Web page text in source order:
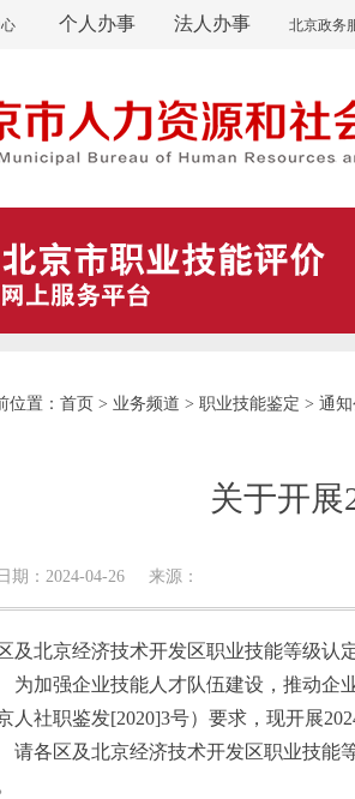
个人办事 法人办事 北京政务
位置： 首页 > 业务频道 > 职业技能鉴定 > 通
关于开展
日期：2024-04-26 来源：
及北京经济技术开发区职业技能等级认
为加强企业技能人才队伍建设，推动企
京人社职鉴发[2020]3号）要求，现开展
请各区及北京经济技术开发区职业技能